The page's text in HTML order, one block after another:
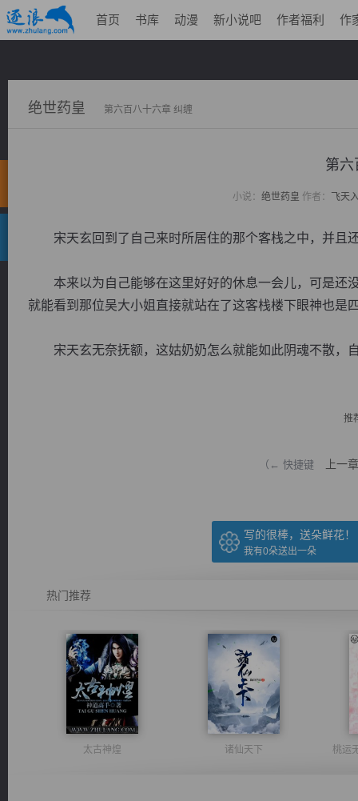
首页 书库 动漫 新小说吧 作者福利 作
绝世药皇 第六百八十六章 纠缠
第六
小说： 绝世药皇 作者： 飞天
宋天玄回到了自己来时所居住的那个客栈之中，并且
本来以为自己能够在这里好好的休息一会儿，可是还
就能看到那位吴大小姐直接就站在了这客栈楼下眼神也是
宋天玄无奈抚额，这姑奶奶怎么就能如此阴魂不散，
推
（← 快捷键 上一章
写的很棒，送朵鲜花！
我有0朵送出一朵
热门推荐
太古神煌 诸仙天下 桃运